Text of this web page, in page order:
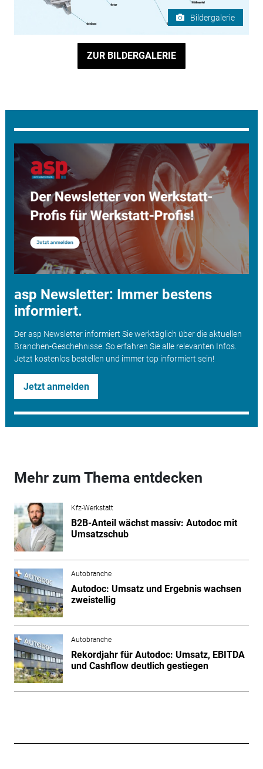
Bildergalerie
ZUR BILDERGALERIE
asp Newsletter: Immer bestens
informiert.
Der asp Newsletter informiert Sie werktäglich über die aktuellen
Branchen-Geschehnisse. So erfahren Sie alle relevanten Infos.
Jetzt kostenlos bestellen und immer top informiert sein!
Jetzt anmelden
Mehr zum Thema entdecken
Kfz-Werkstatt
B2B-Anteil wächst massiv: Autodoc mit
Umsatzschub
Autobranche
Autodoc: Umsatz und Ergebnis wachsen
zweistellig
Autobranche
Rekordjahr für Autodoc: Umsatz, EBITDA
und Cashflow deutlich gestiegen